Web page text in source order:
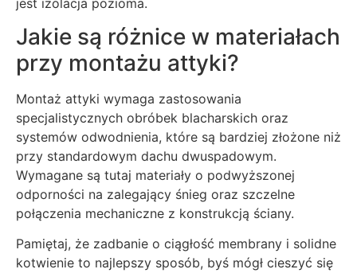
Jakie są różnice w materiałach
przy montażu attyki?
Montaż attyki wymaga zastosowania
specjalistycznych obróbek blacharskich oraz
systemów odwodnienia, które są bardziej złożone niż
przy standardowym dachu dwuspadowym.
Wymagane są tutaj materiały o podwyższonej
odporności na zalegający śnieg oraz szczelne
połączenia mechaniczne z konstrukcją ściany.
Pamiętaj, że zadbanie o ciągłość membrany i solidne
kotwienie to najlepszy sposób, byś mógł cieszyć się